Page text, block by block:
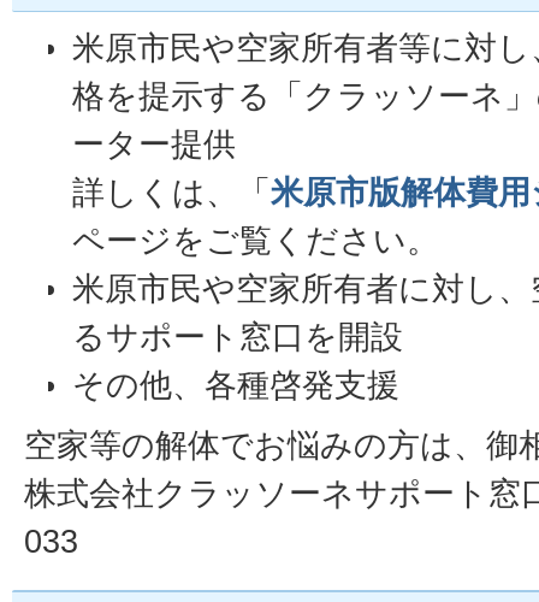
米原市民や空家所有者等に対
格を提示する「クラッソーネ
ーター提供
詳しくは、「 米原市版解体費
ページをご覧ください。
米原市民や空家所有者に対し
るサポート窓口を開設
その他、各種啓発支援
空家等の解体でお悩みの方は、御
株式会社クラッソーネサポート窓
033